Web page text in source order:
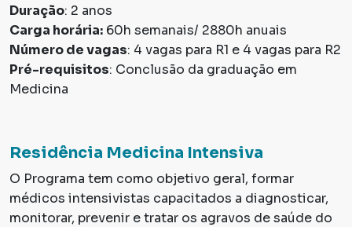
Duração: 2 anos
Carga horária: 60h semanais/ 2880h anuais
Número de vagas: 4 vagas para R1 e 4 vagas para R2
Pré-requisitos: Conclusão da graduação em
Medicina
Residência Medicina Intensiva
O Programa tem como objetivo geral, formar
médicos intensivistas capacitados a diagnosticar,
monitorar, prevenir e tratar os agravos de saúde do